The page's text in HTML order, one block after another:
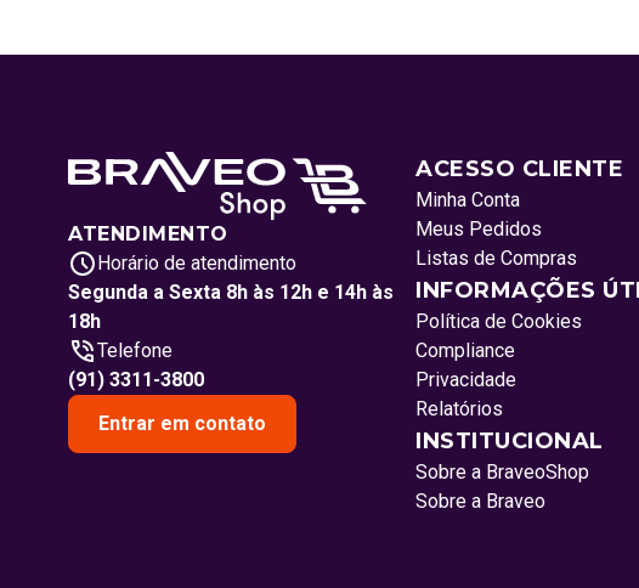
ATENDIMENTO
Horário de atendimento
Segunda a Sexta 8h às 12h e 14h às
18h
Telefone
(91) 3311-3800
Entrar em contato
ACESSO CLIENTE
Minha Conta
Meus Pedidos
Listas de Compras
INFORMAÇÕES
Política de Cookies
Compliance
Privacidade
Relatórios
INSTITUCIONAL
Sobre a BraveoShop
Sobre a Braveo